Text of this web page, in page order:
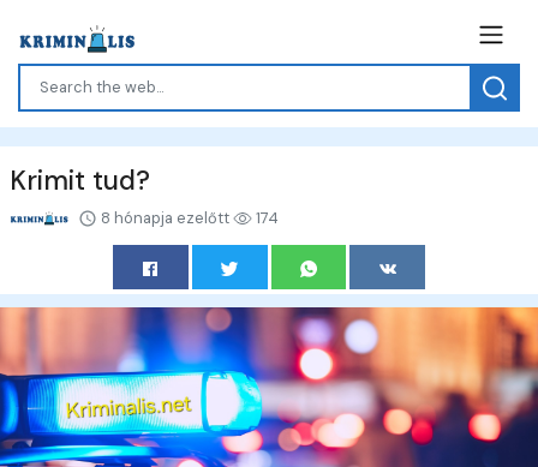
Krimit tud?
8 hónapja ezelőtt 174